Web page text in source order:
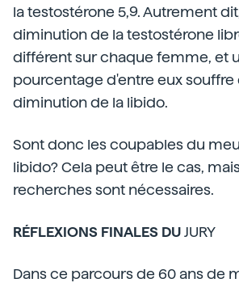
la testostérone 5,9.Autrement
diminution de la testostérone
différent sur chaque femme, et
pourcentage d'entre eux souffre
diminution de la libido.
Sont donc les coupables du
libido? Cela peut être le cas,
recherches sont nécessaires.
RÉFLEXIONS FINALES DUJURY
Dans ce parcours de 60 ans de